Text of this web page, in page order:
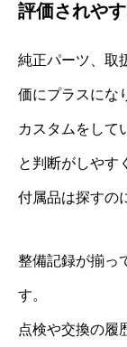
評価されや
純正パーツ、取
価にプラスにな
カスタムをして
と判断がしやす
付属品は探すの
整備記録が揃っ
す。
点検や交換の履